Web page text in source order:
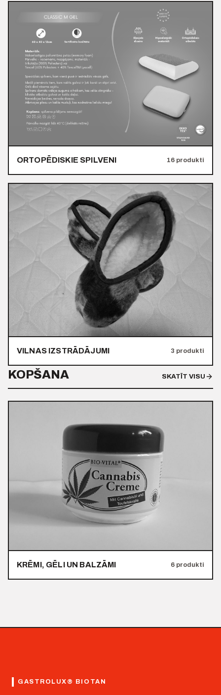
ORTOPĒDISKIE SPILVENI 16 produkti
VILNAS IZSTRĀDĀJUMI 3 produkti
KOPŠANA SKATĪT VISU
KRĒMI, GĒLI UN BALZĀMI 6 produkti
GASTROLUX® BIOTAN